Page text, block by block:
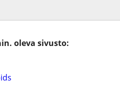
oleva sivusto: